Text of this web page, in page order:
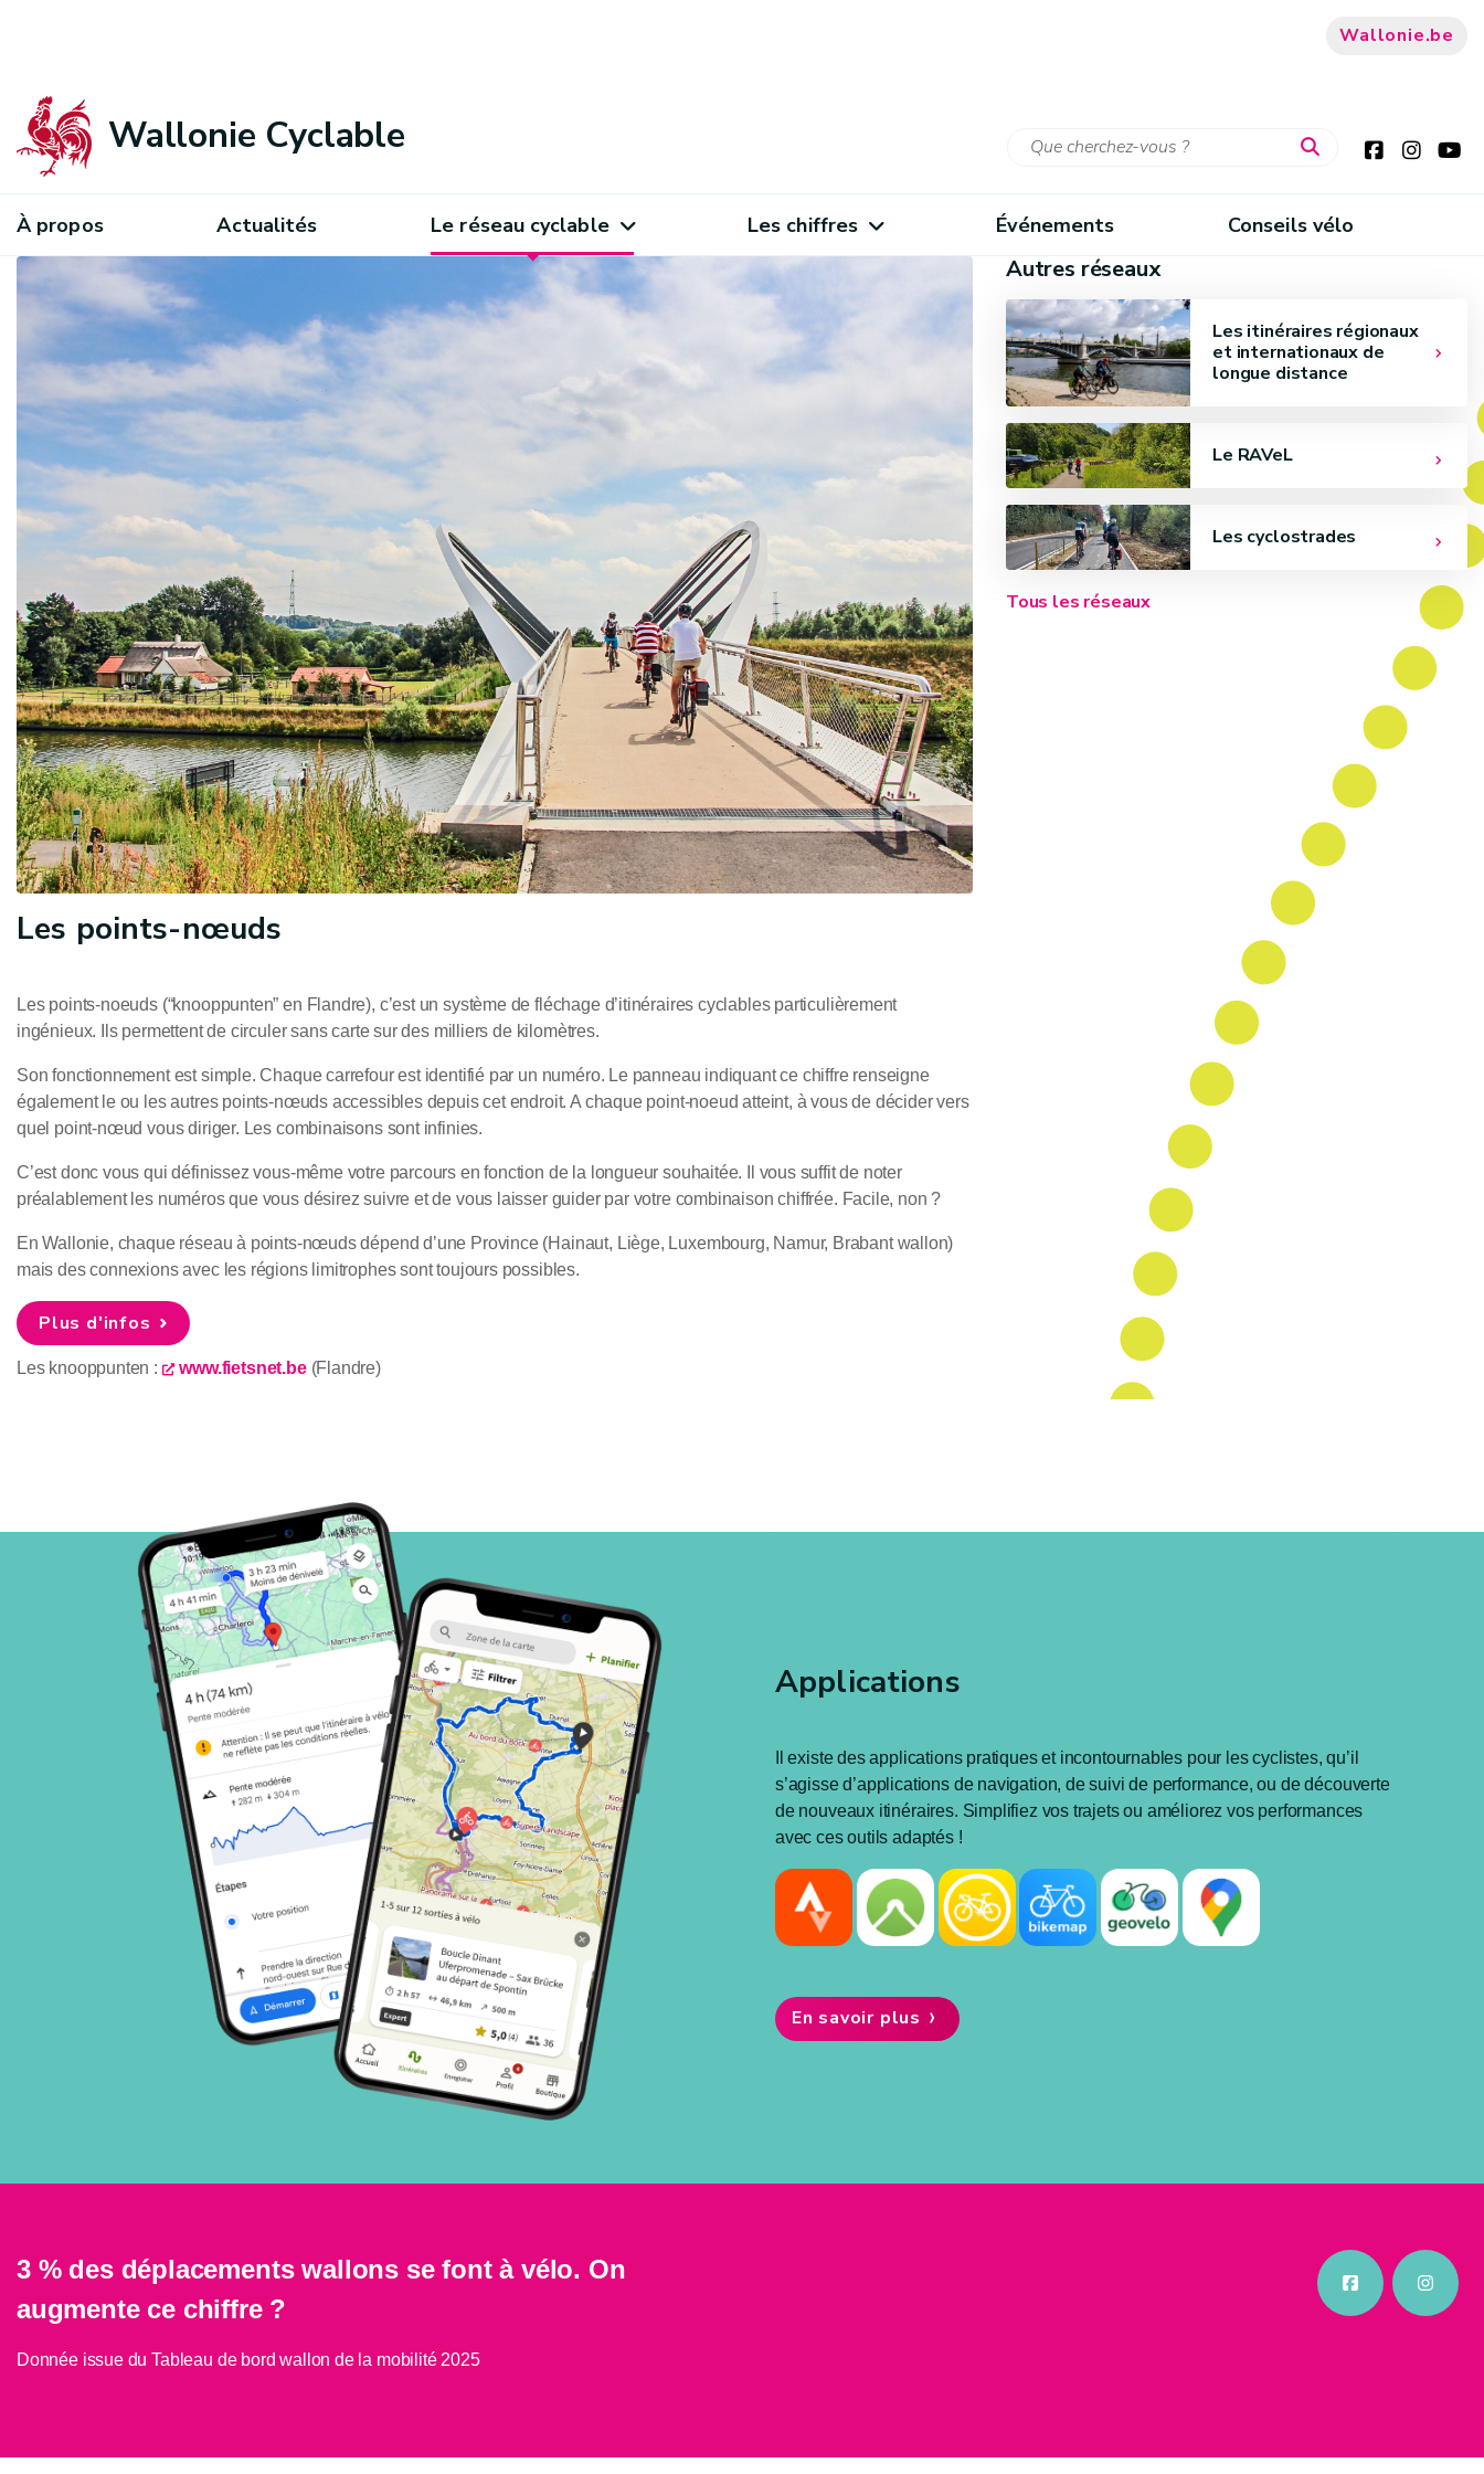
Wallonie.be
Wallonie Cyclable
À propos Actualités Le réseau cyclable Les chiffres Événements Conseils vélo
Les points-nœuds
Les points-noeuds (“knooppunten” en Flandre), c’est un système de fléchage d’itinéraires cyclables particulièrement
ingénieux. Ils permettent de circuler sans carte sur des milliers de kilomètres.
Son fonctionnement est simple. Chaque carrefour est identifié par un numéro. Le panneau indiquant ce chiffre renseigne
également le ou les autres points-nœuds accessibles depuis cet endroit. A chaque point-noeud atteint, à vous de décider vers
quel point-nœud vous diriger. Les combinaisons sont infinies.
C’est donc vous qui définissez vous-même votre parcours en fonction de la longueur souhaitée. Il vous suffit de noter
préalablement les numéros que vous désirez suivre et de vous laisser guider par votre combinaison chiffrée. Facile, non ?
En Wallonie, chaque réseau à points-nœuds dépend d’une Province (Hainaut, Liège, Luxembourg, Namur, Brabant wallon)
mais des connexions avec les régions limitrophes sont toujours possibles.
Plus d'infos
Les knooppunten : www.fietsnet.be(Flandre)
Autres réseaux
Les cyclostrades
Le RAVeL
Les itinéraires régionaux
et internationaux de
longue distance
Tous les réseaux
Applications
Il existe des applications pratiques et incontournables pour les cyclistes, qu’il
s’agisse d’applications de navigation, de suivi de performance, ou de découverte
de nouveaux itinéraires. Simplifiez vos trajets ou améliorez vos performances
avec ces outils adaptés !
En savoir plus ›
3 % des déplacements wallons se font à vélo. On
augmente ce chiffre ?
Donnée issue du Tableau de bord wallon de la mobilité 2025